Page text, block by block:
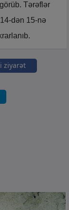
Tərəflər
dən 15-nə
ziyarət